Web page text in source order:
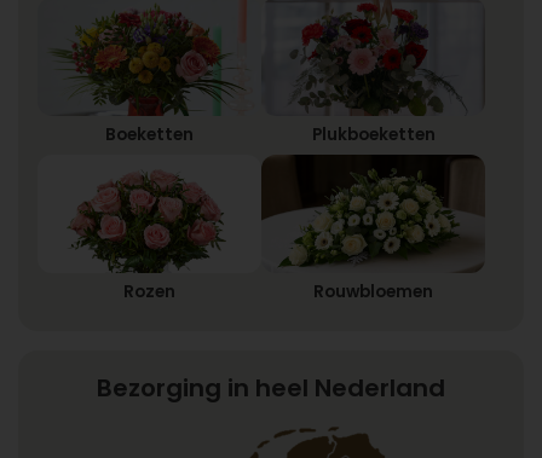
Boeketten Plukboeketten
Rozen Rouwbloemen
Bezorging in heel Nederland